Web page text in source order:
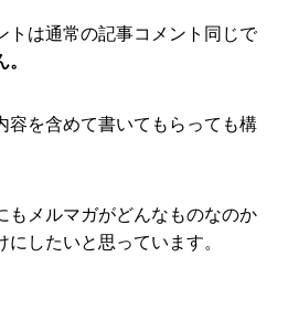
トは通常の記事コメント同じで
容を含めて書いてもらっても構
もメルマガがどんなものなのか
したいと思っています。